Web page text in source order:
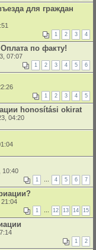
для граждан
1 2 3 4
по факту!
07:07
1 2 3 4 5 6
1 2 3 4 5
honosítási okirat
04:20
10:40
1 … 4 5 6 7
1 … 12 13 14 15
1 2